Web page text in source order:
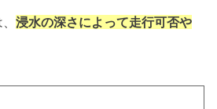
、浸水の深さによって走行可否や